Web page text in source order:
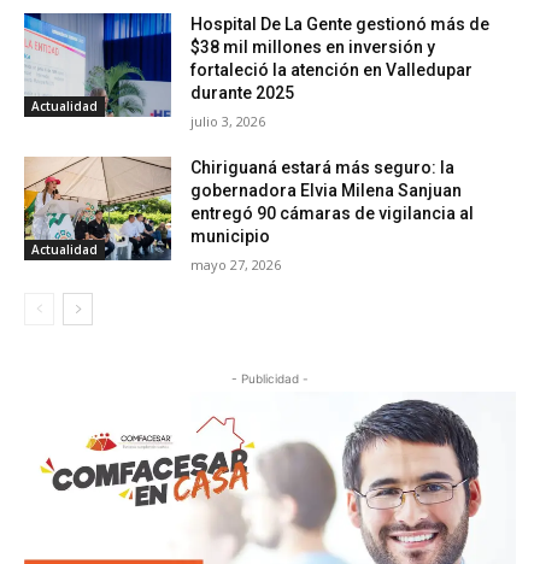
Actualidad
Hospital De La Gente gestionó más de
$38 mil millones en inversión y
fortaleció la atención en Valledupar
durante 2025
julio 3, 2026
Actualidad
Chiriguaná estará más seguro: la
gobernadora Elvia Milena Sanjuan
entregó 90 cámaras de vigilancia al
municipio
mayo 27, 2026
- Publicidad -